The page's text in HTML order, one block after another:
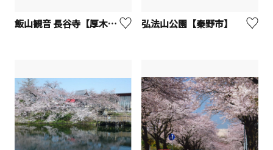
飯山観音 長谷寺【厚木市】 弘法山公園【秦野市】